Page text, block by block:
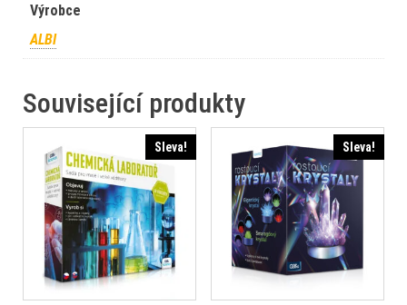
Výrobce
ALBI
Související produkty
Sleva! Sleva!